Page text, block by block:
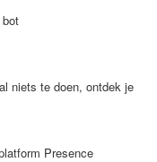
niets te doen, ontdek je
Presence